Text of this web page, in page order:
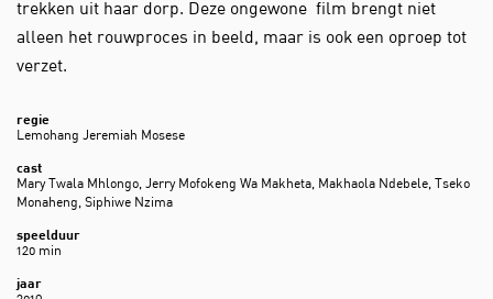
trekken uit haar dorp. Deze ongewone film brengt niet
alleen het rouwproces in beeld, maar is ook een oproep tot
verzet.
regie
Lemohang Jeremiah Mosese
cast
Mary Twala Mhlongo, Jerry Mofokeng Wa Makheta, Makhaola Ndebele, Tseko
Monaheng, Siphiwe Nzima
speelduur
120 min
jaar